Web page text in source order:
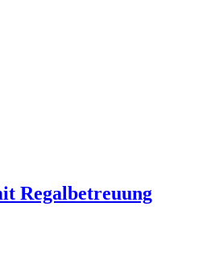
Regalbetreuung